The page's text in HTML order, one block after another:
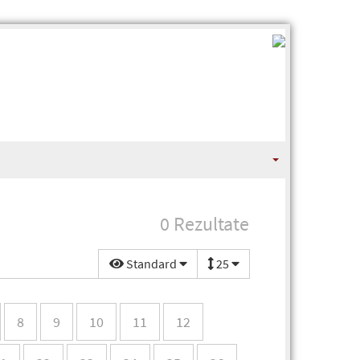
0 Rezultate
Standard 25
8 9 10 11 12